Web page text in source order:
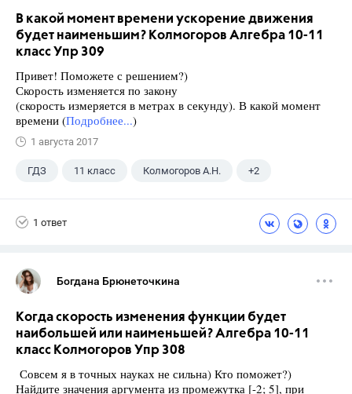
В какой момент времени ускорение движения
будет наименьшим? Колмогоров Алгебра 10-11
класс Упр 309
Привет! Поможете с решением?)
Скорость изменяется по закону
(скорость измеряется в метрах в секунду). В какой момент
времени (Подробнее...)
1 августа 2017
ГДЗ 11 класс Колмогоров А.Н. +2
1 ответ
Богдана Брюнеточкина
Когда скорость изменения функции будет
наибольшей или наименьшей? Алгебра 10-11
класс Колмогоров Упр 308
Совсем я в точных науках не сильна) Кто поможет?)
Найдите значения аргумента из промежутка [-2; 5], при